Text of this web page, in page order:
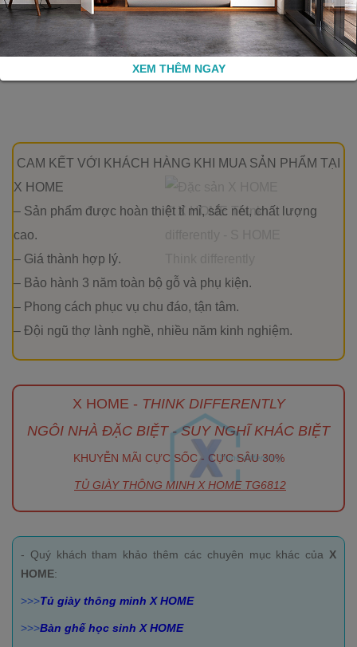
Phương Mai
CAM KẾT VỚI KHÁCH HÀNG KHI MUA SẢN PHẨM TẠI
X HOME
– Sản phẩm được hoàn thiệt tỉ mỉ, sắc nét, chất lượng
cao.
– Giá thành hợp lý.
– Bảo hành 3 năm toàn bộ gỗ và phụ kiện.
– Phong cách phục vụ chu đáo, tận tâm.
– Đội ngũ thợ lành nghề, nhiều năm kinh nghiệm.
X HOME - THINK DIFFERENTLY
NGÔI NHÀ ĐẶC BIỆT - SUY NGHĨ KHÁC BIỆT
KHUYỄN MÃI CỰC SỐC - CỰC SÂU 30%
TỦ GIÀY THÔNG MINH X HOME TG6812
- Quý khách tham khảo thêm các chuyên mục khác của X
HOME:
>>>Tủ giày thông minh X HOME
>>>Bàn ghế học sinh X HOME
XEM THÊM NGAY